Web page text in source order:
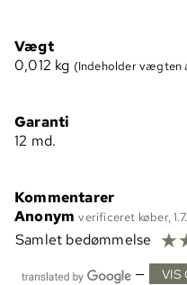
Vægt
0,012 kg (Indeholder vægten
Garanti
12 md.
Kommentarer
Anonym verificeret køber,
Samlet bedømmelse ☆
— VIS